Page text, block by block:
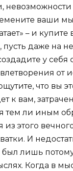
невозможности
ваши
– и купите
пусть даже на
у
от
что вы
к вам,
тем ли иным
из этого
И
был лишь
Когда в